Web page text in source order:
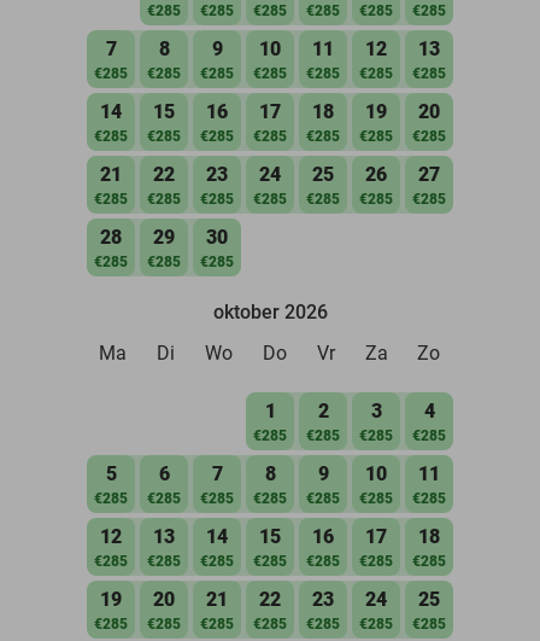
€285 €285 €285 €285 €285 €285
7
€285
8
€285
9
€285
10
€285
11
€285
12
€285
13
€285
14
€285
15
€285
16
€285
17
€285
18
€285
19
€285
20
€285
21
€285
22
€285
23
€285
24
€285
25
€285
26
€285
27
€285
28
€285
29
€285
30
€285
oktober 2026
Ma
Di Wo Do Vr Za Zo
1
€285
2
€285
3
€285
4
€285
5
€285
6
€285
7
€285
8
€285
9
€285
10
€285
11
€285
12
€285
13
€285
14
€285
15
€285
16
€285
17
€285
18
€285
19
€285
20
€285
21
€285
22
€285
23
€285
24
€285
25
€285